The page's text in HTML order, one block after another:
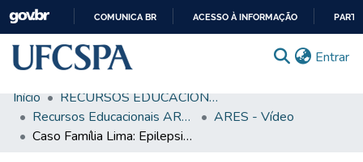
CONTEÚDO
COMUNICA BR ACESSO À INFORMAÇÃO
Entrar
Comunidades & Coleções
Busca Facetada
Início
RECURSOS EDUCACIONAIS
Recursos Educacionais ARES/UNA-SUS
ARES - Vídeo
Caso Família Lima: Epilepsia [parte 1]